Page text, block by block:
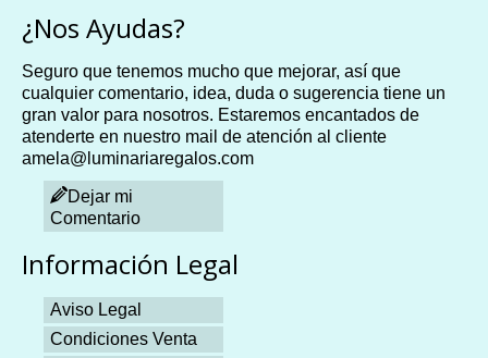
¿Nos Ayudas?
Seguro que tenemos mucho que mejorar, así que
cualquier comentario, idea, duda o sugerencia tiene un
gran valor para nosotros. Estaremos encantados de
atenderte en nuestro mail de atención al cliente
amela@luminariaregalos.com
Dejar mi
Comentario
Información Legal
Aviso Legal
Condiciones Venta